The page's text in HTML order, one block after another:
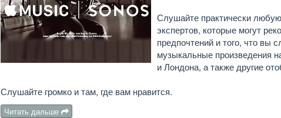
Слушайте практически
экспертов, которые могут
предпочтений и того, что
музыкальные произведения
и Лондона, а также другие
Слушайте громко и там, где вам нравится.
Читать дальше